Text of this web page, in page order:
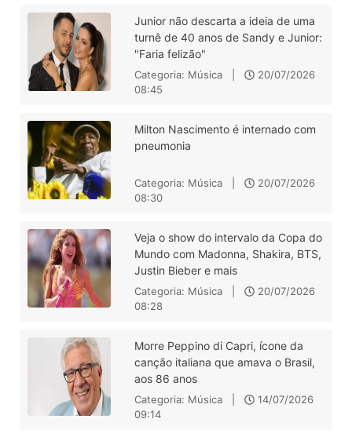
Junior não descarta a ideia de uma
turnê de 40 anos de Sandy e Junior:
"Faria felizão"
Categoria: Música |
20/07/2026
08:45
Milton Nascimento é internado com
pneumonia
Categoria: Música |
20/07/2026
08:30
Veja o show do intervalo da Copa do
Mundo com Madonna, Shakira, BTS,
Justin Bieber e mais
Categoria: Música |
20/07/2026
08:28
Morre Peppino di Capri, ícone da
canção italiana que amava o Brasil,
aos 86 anos
Categoria: Música |
14/07/2026
09:14